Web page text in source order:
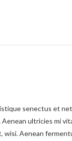
senectus et
ultricies mi
wisi. Aenean